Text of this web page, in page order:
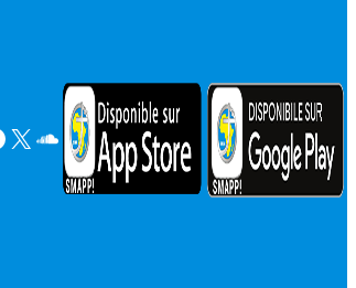
X SoundCloud